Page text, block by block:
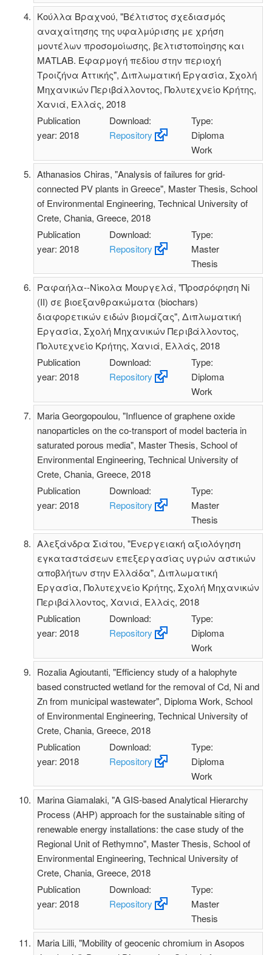
Κούλλα Βραχνού, "Βέλτιστος σχεδιασμός
αναχαίτησης της υφαλμύρισης με χρήση
μοντέλων προσομοίωσης, βελτιστοποίησης και
MΑTLAB. Εφαρμογή πεδίου στην περιοχή
Τροιζήνα Αττικής", Διπλωματική Εργασία, Σχολή
Μηχανικών Περιβάλλοντος, Πολυτεχνείο Κρήτης,
Χανιά, Ελλάς, 2018
Publication
year: 2018
Download:
Repository
Type:
Diploma
Work
Athanasios Chiras, "Analysis of failures for grid-
connected PV plants in Greece", Master Thesis, School
of Environmental Engineering, Technical University of
Crete, Chania, Greece, 2018
Publication
year: 2018
Download:
Repository
Type:
Master
Thesis
Ραφαήλα--Νίκολα Μουργελά, "Προσρόφηση Ni
(II) σε βιοεξανθρακώματα (biochars)
διαφορετικών ειδών βιομάζας", Διπλωματική
Εργασία, Σχολή Μηχανικών Περιβάλλοντος,
Πολυτεχνείο Κρήτης, Χανιά, Ελλάς, 2018
Publication
year: 2018
Download:
Repository
Type:
Diploma
Work
Maria Georgopoulou, "Influence of graphene oxide
nanoparticles on the co-transport of model bacteria in
saturated porous media", Master Thesis, School of
Environmental Engineering, Technical University of
Crete, Chania, Greece, 2018
Publication
year: 2018
Download:
Repository
Type:
Master
Thesis
Αλεξάνδρα Σιάτου, "Ενεργειακή αξιολόγηση
εγκαταστάσεων επεξεργασίας υγρών αστικών
αποβλήτων στην Ελλάδα", Διπλωματική
Εργασία, Πολυτεχνείο Κρήτης, Σχολή Μηχανικών
Περιβάλλοντος, Χανιά, Ελλάς, 2018
Publication
year: 2018
Download:
Repository
Type:
Diploma
Work
Rozalia Agioutanti, "Efficiency study of a halophyte
based constructed wetland for the removal of Cd, Ni and
Zn from municipal wastewater", Diploma Work, School
of Environmental Engineering, Technical University of
Crete, Chania, Greece, 2018
Publication
year: 2018
Download:
Repository
Type:
Diploma
Work
Marina Giamalaki, "A GIS-based Analytical Hierarchy
Process (AHP) approach for the sustainable siting of
renewable energy installations: the case study of the
Regional Unit of Rethymno", Master Thesis, School of
Environmental Engineering, Technical University of
Crete, Chania, Greece, 2018
Publication
year: 2018
Download:
Repository
Type:
Master
Thesis
Maria Lilli, "Μobility of geocenic chromium in Asopos